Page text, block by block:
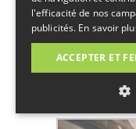
l'efficacité de nos
publicités. En savoir
ACCEPTER ET